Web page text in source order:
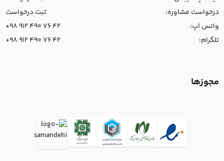
درخواست مشاوره:
ثبت درخواست
واتس اپ:
+98 912 490 76 42
تلگرام:
+98 912 490 76 42
مجوزها